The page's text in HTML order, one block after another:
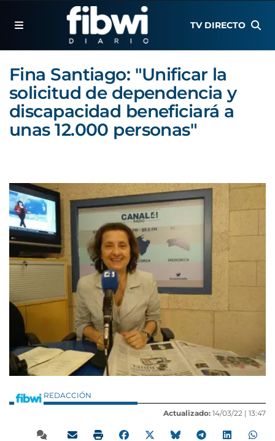
TV DIRECTO
Fina Santiago: "Unificar la
solicitud de dependencia y
discapacidad beneficiará a
unas 12.000 personas"
REDACCIÓN
Actualizado: 14/03/22 | 13:47